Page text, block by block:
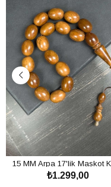
15 MM Arpa 17'lik Maskot
Tesbih
₺1.299,00